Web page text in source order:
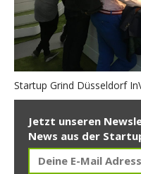
Startup Grind Düsseldorf
Jetzt unseren
News aus der